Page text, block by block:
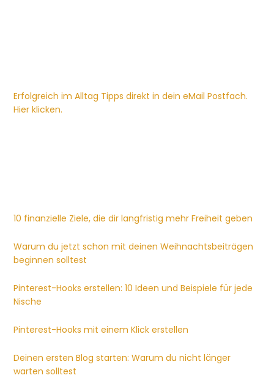
Erfolgreich im Alltag Tipps direkt in dein eMail Postfach.
Hier klicken.
10 finanzielle Ziele, die dir langfristig mehr Freiheit geben
Warum du jetzt schon mit deinen Weihnachtsbeiträgen
beginnen solltest
Pinterest-Hooks erstellen: 10 Ideen und Beispiele für jede
Nische
Pinterest-Hooks mit einem Klick erstellen
Deinen ersten Blog starten: Warum du nicht länger
warten solltest